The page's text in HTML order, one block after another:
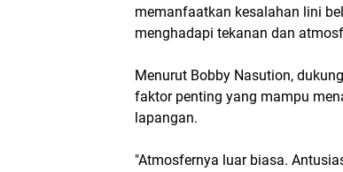
memanfaatkan kesalahan lini
menghadapi tekanan dan
Menurut Bobby Nasution,
faktor penting yang mampu
lapangan.
"Atmosfernya luar biasa.